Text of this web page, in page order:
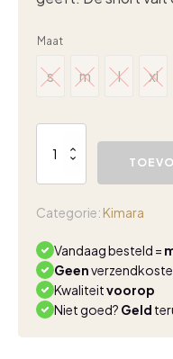
Maat
s
s
m
m
l
l
xl
xl
Dune
blue
Categorie: Kimara
Vandaag besteld =
Geen
Kwaliteitvoorop
Niet goed? Geld